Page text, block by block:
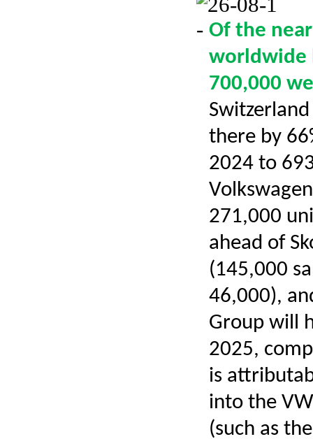
- Of the
worldwide
700,000
there by
2024 to
271,000
ahead of
(145,000
46,000),
Group will
2025,
is
into the
(such as